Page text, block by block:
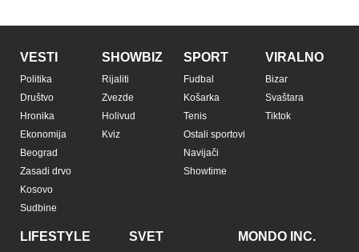
VESTI
Politika
Društvo
Hronika
Ekonomija
Beograd
Zasadi drvo
Kosovo
Sudbine
SHOWBIZ
Rijaliti
Zvezde
Holivud
Kviz
SPORT
Fudbal
Košarka
Tenis
Ostali sportovi
Navijači
Showtime
VIRALNO
Bizar
Svaštara
Tiktok
LIFESTYLE SVET MONDO INC.